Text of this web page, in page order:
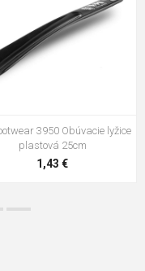
3102 Šnúrky ploché
0,79 €